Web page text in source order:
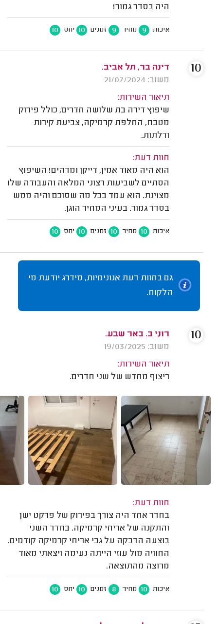
היה בסדר גמור!
איכות 9 מחיר 9 זמנים 10 יחס 10
דינה בר, תל אביב.
משוב: 21/07/2024
תיאור השירות:
שיפוץ דירה בת שלושה חדרים, כולל פירוק
מטבח, החלפת קרמיקה, צביעת קירות
ודלתות.
חוות דעת:
הוא היה מאוד אמין, דייקן ומדהים! השיפוץ
הסתיים לשביעות רצוני המלאה והעבודה שלו
מצוינת. הוא עמד בכל מה שסוכם והיה ממש
בסדר גמור. בעיני המחיר הוגן.
איכות 10 מחיר 10 זמנים 10 יחס 10
10
גם בחוות דעת אנונימיות, מידרג יודעת מי
הלקוח.
רוני ב. באר שבע.
משוב: 19/03/2025
תיאור השירות:
ריצוף מחדש של שני חדרים.
חוות דעת:
בחדר אחד היה צורך בפירוק של פרקט ישן
והתקנה של אריחי קרמיקה. בחדר השני
בוצעה הדבקה על גבי אריחי קרמיקה קודמים.
החוויה מול עוזי הייתה נעימה ויצאתי מאוד
מרוצה מהתוצאה.
איכות 10 מחיר 8 זמנים 10 יחס 10
10